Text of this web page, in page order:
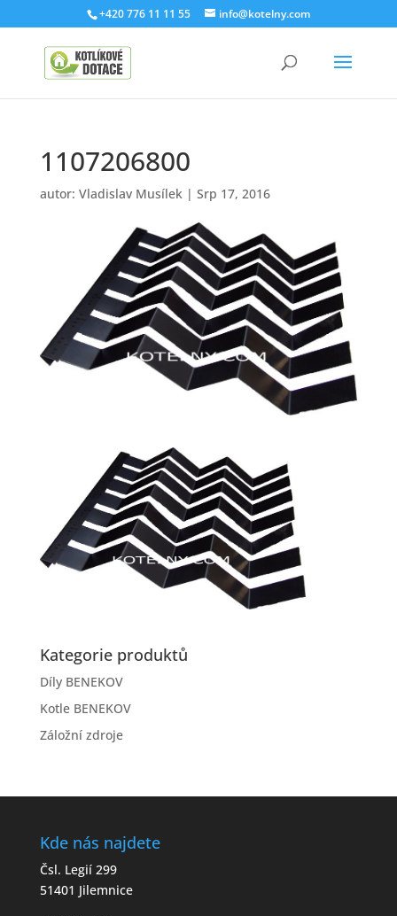
+420 776 11 11 55 info@kotelny.com
1107206800
autor: Vladislav Musílek| Srp 17, 2016
Kategorie produktů
Díly BENEKOV
Kotle BENEKOV
Záložní zdroje
Kde nás najdete
Čsl. Legií 299
51401 Jilemnice